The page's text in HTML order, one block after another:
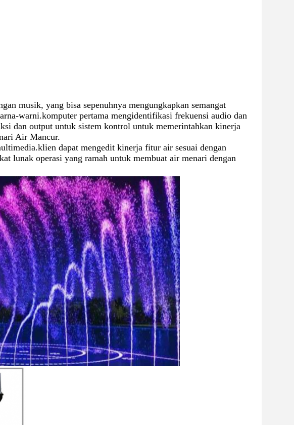
musik, yang bisa sepenuhnya mengungkapkan semangat
warni.komputer pertama mengidentifikasi frekuensi audio dan
dan output untuk sistem kontrol untuk memerintahkan kinerja
Air Mancur.
dapat mengedit kinerja fitur air sesuai dengan
lunak operasi yang ramah untuk membuat air menari dengan